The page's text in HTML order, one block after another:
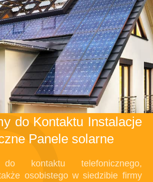
do Kontaktu Instalacje
Panele solarne
do kontaktu telefonicznego,
osobistego w siedzibie firmy